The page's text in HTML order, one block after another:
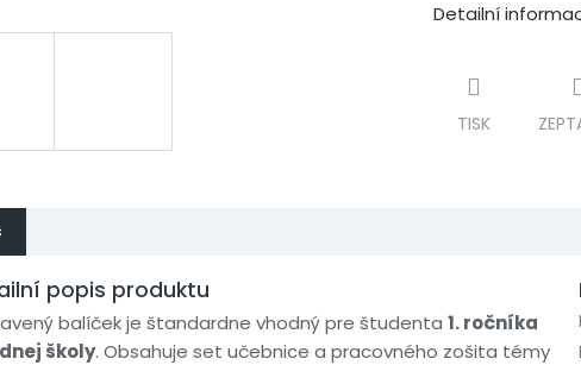
Detailní
TISK
popis produktu
balíček je štandardne vhodný pre študenta 1. ročníka
školy. Obsahuje set učebnice a pracovného zošita témy